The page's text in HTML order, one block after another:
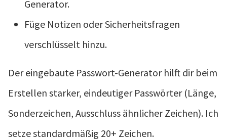
Generator.
Füge Notizen oder Sicherheitsfragen
verschlüsselt hinzu.
Der eingebaute Passwort-Generator hilft dir beim
Erstellen starker, eindeutiger Passwörter (Länge,
Sonderzeichen, Ausschluss ähnlicher Zeichen). Ich
setze standardmäßig 20+ Zeichen.